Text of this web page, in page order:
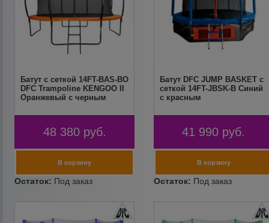
Батут с сеткой 14FT-BAS-BO
DFC Trampoline KENGOO II
Оранжевый с черным
48 380 руб.
Батут DFC JUMP BASKET с
сеткой 14FT-JBSK-B Синий
с красным
41 990 руб.